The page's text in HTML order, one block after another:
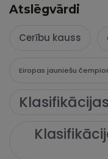
Atslēgvārdi
Cerību kauss
Eiropas jauniešu